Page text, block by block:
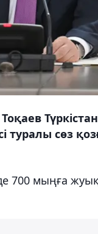
туралы сөз
700 мыңға